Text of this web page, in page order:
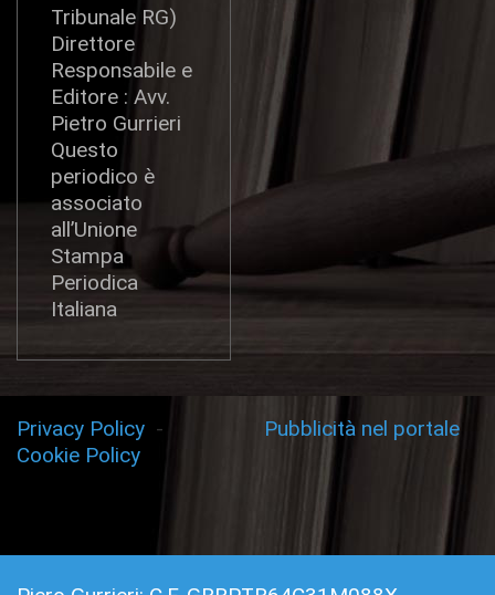
Tribunale RG)
Direttore
Responsabile e
Editore : Avv.
Pietro Gurrieri
Questo
periodico è
associato
all’Unione
Stampa
Periodica
Italiana
Privacy Policy -
Cookie Policy
Pubblicità nel portale